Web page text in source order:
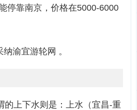
停靠南京，价格在5000-6000
渝宜游轮网 。
的上下水则是：上水（宜昌-重